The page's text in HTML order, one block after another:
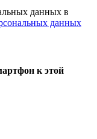
данных в
данных
к этой